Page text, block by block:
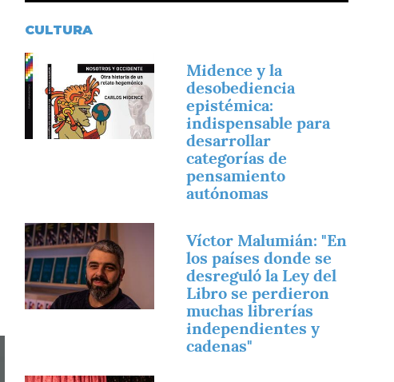
CULTURA
Imagen
Midence y la
desobediencia
epistémica:
indispensable para
desarrollar
categorías de
pensamiento
autónomas
Imagen
Víctor Malumián: "En
los países donde se
desreguló la Ley del
Libro se perdieron
muchas librerías
independientes y
cadenas"